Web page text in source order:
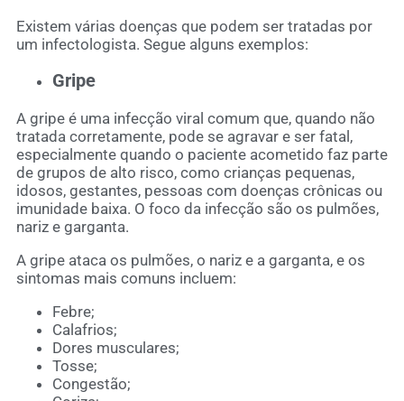
Existem várias doenças que podem ser tratadas por
um infectologista. Segue alguns exemplos:
Gripe
A gripe é uma infecção viral comum que, quando não
tratada corretamente, pode se agravar e ser fatal,
especialmente quando o paciente acometido faz parte
de grupos de alto risco, como crianças pequenas,
idosos, gestantes, pessoas com doenças crônicas ou
imunidade baixa. O foco da infecção são os pulmões,
nariz e garganta.
A gripe ataca os pulmões, o nariz e a garganta, e os
sintomas mais comuns incluem:
Febre;
Calafrios;
Dores musculares;
Tosse;
Congestão;